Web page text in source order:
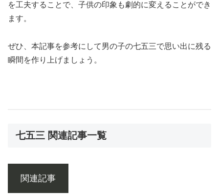
を工夫することで、子供の印象も劇的に変えることができ
ます。
ぜひ、本記事を参考にして男の子の七五三で思い出に残る
瞬間を作り上げましょう。
七五三 関連記事一覧
関連記事